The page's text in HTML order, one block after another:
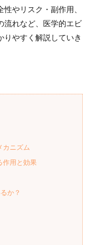
やリスク・副作用、
流れなど、医学的エビ
りやすく解説していき
カニズム
作用と効果
か？